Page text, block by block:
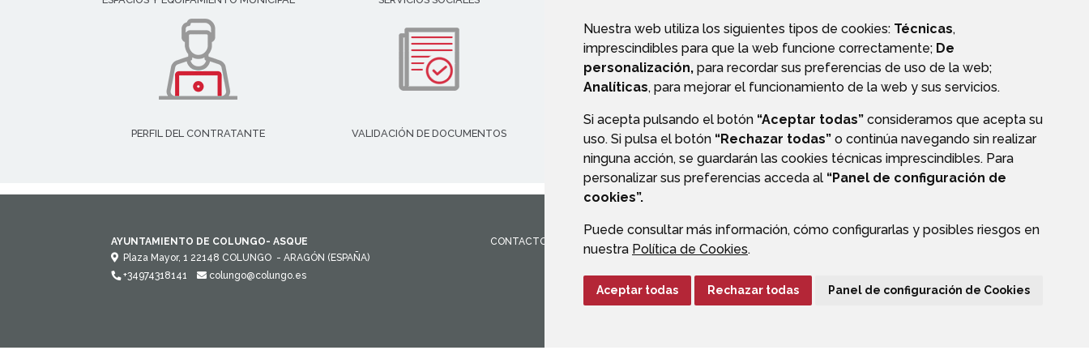
Nuestra web utiliza los siguientes tipos de cookies: Técnicas,
imprescindibles para que la web funcione correctamente; De
personalización, para recordar sus preferencias de uso de la web;
Analíticas, para mejorar el funcionamiento de la web y sus servicios.
Si acepta pulsando el botón “Aceptar todas” consideramos que acepta su
uso. Si pulsa el botón “Rechazar todas” o continúa navegando sin realizar
ninguna acción, se guardarán las cookies técnicas imprescindibles. Para
personalizar sus preferencias acceda al “Panel de configuración de
cookies”.
Puede consultar más información, cómo configurarlas y posibles riesgos en
nuestra Política de Cookies.
Aceptar todas Rechazar todas Panel de configuración de Cookies
PERFIL DEL CONTRATANTE VALIDACIÓN DE DOCUMENTOS TRANSPARENCIA
AYUNTAMIENTO DE COLUNGO- ASQUE
Plaza Mayor, 1 22148 COLUNGO - ARAGÓN (ESPAÑA)
+34974318141
colungo@colungo.es
CONTACTO ACCESIBILIDAD POLÍTICA DE COOKIES